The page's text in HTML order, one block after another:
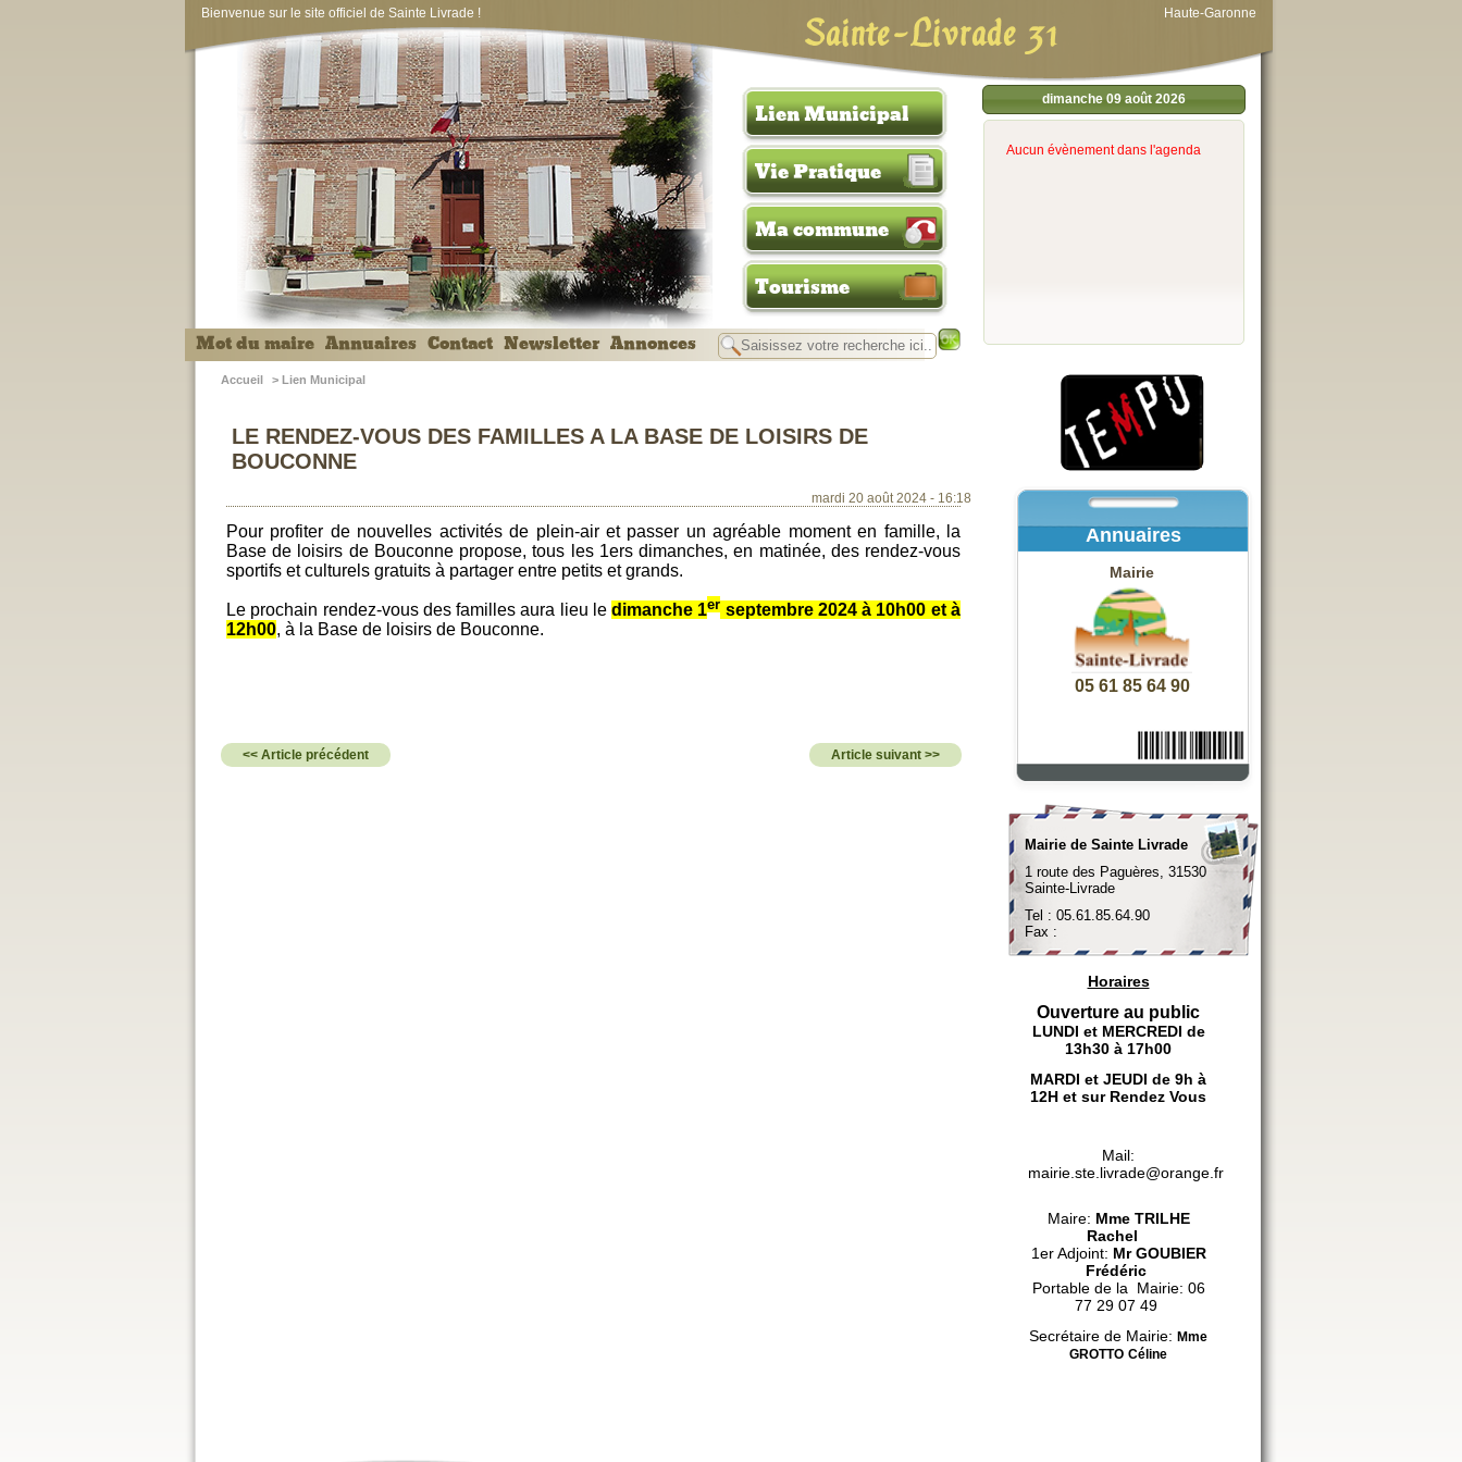
Bienvenue sur le site officiel de Sainte Livrade ! Sainte-Livrade 31 Haute-Garonne
Mot du maire Annuaires Contact Newsletter Annonces
Lien Municipal
Vie Pratique
Ma commune
Tourisme
dimanche 09 août 2026
Aucun évènement dans l'agenda
Accueil > Lien Municipal
LE RENDEZ-VOUS DES FAMILLES A LA BASE DE LOISIRS DE
BOUCONNE
mardi 20 août 2024 - 16:18
Pour profiter de nouvelles activités de plein-air et passer un agréable moment en famille, la
Base de loisirs de Bouconne propose, tous les 1ers dimanches, en matinée, des rendez-vous
sportifs et culturels gratuits à partager entre petits et grands.
Le prochain rendez-vous des familles aura lieu ledimanche 1er septembre 2024 à 10h00 et à
12h00, à la Base de loisirs de Bouconne.
<< Article précédent Article suivant >>
Annuaires
Mairie
05 61 85 64 90
Mairie de Sainte Livrade
1 route des Paguères, 31530
Sainte-Livrade
Tel : 05.61.85.64.90
Fax :
Horaires
Ouverture au public
LUNDI et MERCREDI de
13h30 à 17h00
MARDI et JEUDI de 9h à
12H et sur Rendez Vous
Mail:
mairie.ste.livrade@orange.fr
Maire: Mme TRILHE
Rachel
1er Adjoint: Mr GOUBIER
Frédéric
Portable de la Mairie: 06
77 29 07 49
Secrétaire de Mairie: Mme
GROTTO Céline